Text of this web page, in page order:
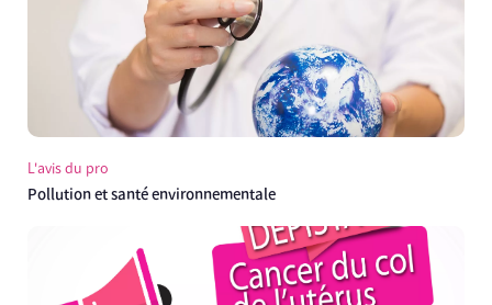
L'avis du pro
Pollution et santé environnementale